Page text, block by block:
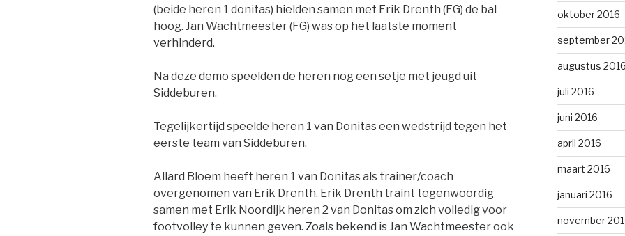
(beide heren 1 donitas) hielden samen met Erik Drenth (FG) de bal
hoog. Jan Wachtmeester (FG) was op het laatste moment
verhinderd.
Na deze demo speelden de heren nog een setje met jeugd uit
Siddeburen.
Tegelijkertijd speelde heren 1 van Donitas een wedstrijd tegen het
eerste team van Siddeburen.
Allard Bloem heeft heren 1 van Donitas als trainer/coach
overgenomen van Erik Drenth. Erik Drenth traint tegenwoordig
samen met Erik Noordijk heren 2 van Donitas om zich volledig voor
footvolley te kunnen geven. Zoals bekend is Jan Wachtmeester ook
oktober 2016
september
augustus
juli 2016
juni 2016
april 2016
maart 2016
januari 2016
november